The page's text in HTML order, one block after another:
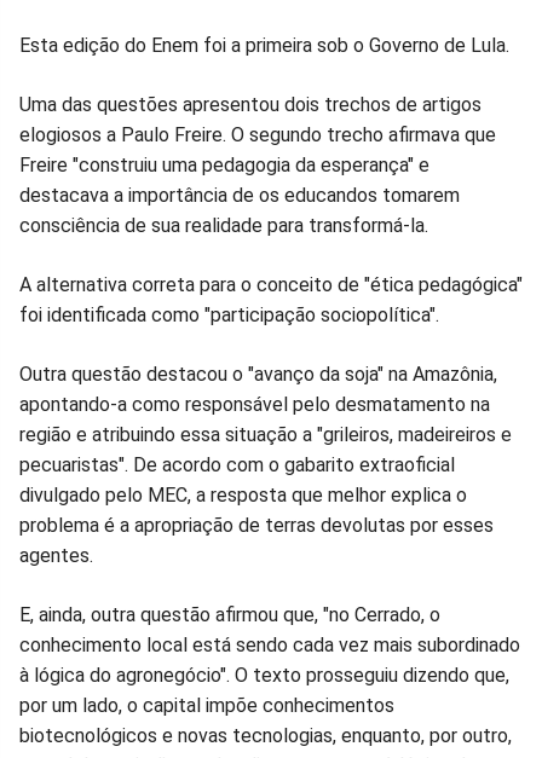
Esta edição do Enem foi a primeira sob o Governo de Lula.
Uma das questões apresentou dois trechos de artigos
elogiosos a Paulo Freire. O segundo trecho afirmava que
Freire "construiu uma pedagogia da esperança" e
destacava a importância de os educandos tomarem
consciência de sua realidade para transformá-la.
A alternativa correta para o conceito de "ética pedagógica"
foi identificada como "participação sociopolítica".
Outra questão destacou o "avanço da soja" na Amazônia,
apontando-a como responsável pelo desmatamento na
região e atribuindo essa situação a "grileiros, madeireiros e
pecuaristas". De acordo com o gabarito extraoficial
divulgado pelo MEC, a resposta que melhor explica o
problema é a apropriação de terras devolutas por esses
agentes.
E, ainda, outra questão afirmou que, "no Cerrado, o
conhecimento local está sendo cada vez mais subordinado
à lógica do agronegócio". O texto prosseguiu dizendo que,
por um lado, o capital impõe conhecimentos
biotecnológicos e novas tecnologias, enquanto, por outro,